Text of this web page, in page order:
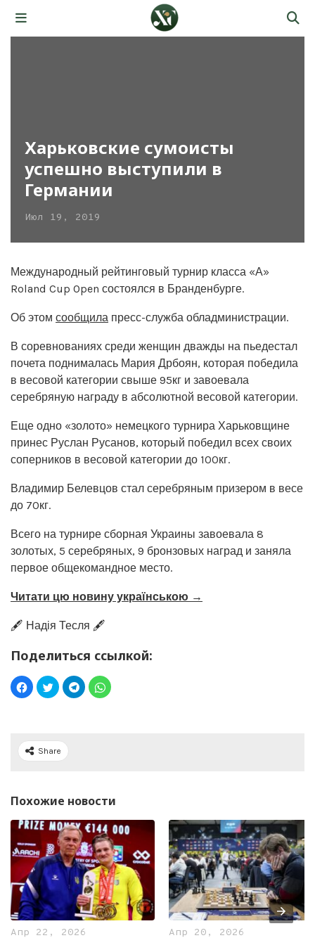
Харьковские сумоисты
успешно выступили в
Германии
Июл 19, 2019
Международный рейтинговый турнир класса «А»
Roland Cup Open состоялся в Бранденбурге.
Об этом сообщила пресс-служба обладминистрации.
В соревнованиях среди женщин дважды на пьедестал
почета поднималась Мария Дрбоян, которая победила
в весовой категории свыше 95кг и завоевала
серебряную награду в абсолютной весовой категории.
Еще одно «золото» немецкого турнира Харьковщине
принес Руслан Русанов, который победил всех своих
соперников в весовой категории до 100кг.
Владимир Белевцов стал серебряным призером в весе
до 70кг.
Всего на турнире сборная Украины завоевала 8
золотых, 5 серебряных, 9 бронзовых наград и заняла
первое общекомандное место.
Читати цю новину українською →
🖋️ Надія Тесля 🖋️
Поделиться ссылкой:
Share
Похожие новости
Апр 22, 2026 Апр 20, 2026